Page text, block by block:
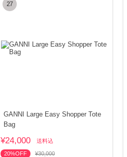
27
GANNI Large Easy Shopper Tote
Bag
¥24,000 送料込
20%OFF ¥30,000